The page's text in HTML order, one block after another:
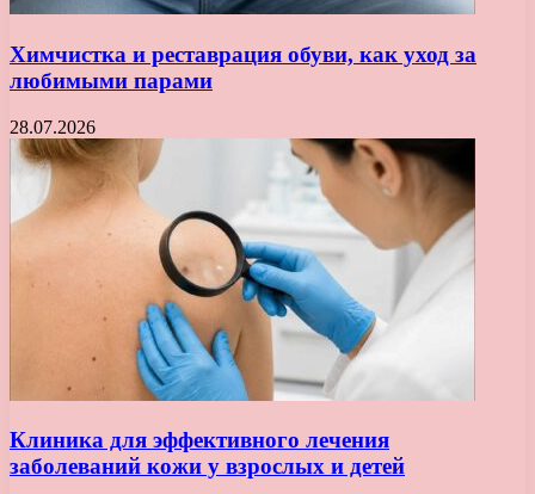
Химчистка и реставрация обуви, как уход за
любимыми парами
28.07.2026
Клиника для эффективного лечения
заболеваний кожи у взрослых и детей